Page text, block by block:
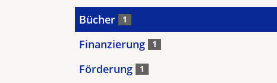
Bücher 1
Finanzierung 1
Förderung 1